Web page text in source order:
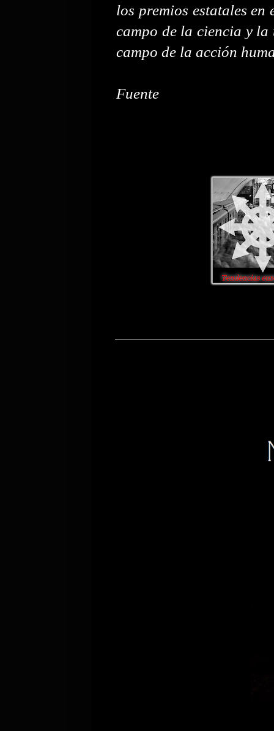
los premios estatales
campo de la ciencia y
campo de la acción
Fuente